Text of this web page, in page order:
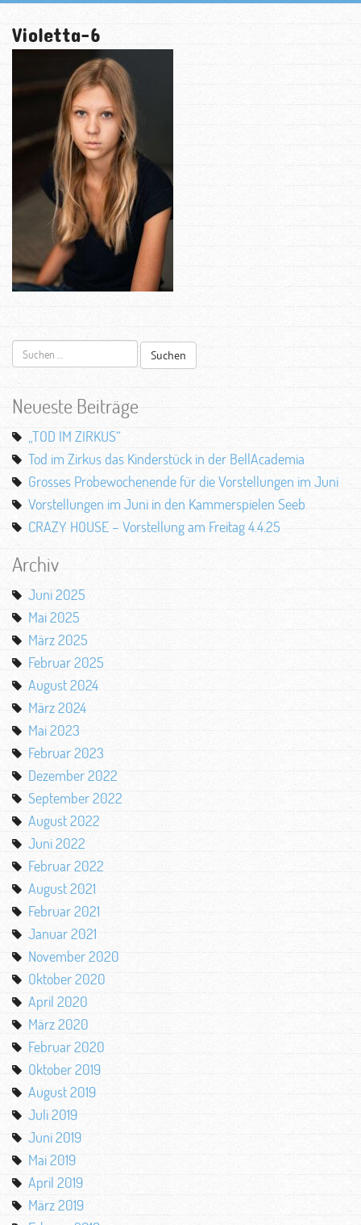
Violetta-6
Suchen
nach:
Neueste Beiträge
„TOD IM ZIRKUS“
Tod im Zirkus das Kinderstück in der BellAcademia
Grosses Probewochenende für die Vorstellungen im Juni
Vorstellungen im Juni in den Kammerspielen Seeb
CRAZY HOUSE – Vorstellung am Freitag 4.4.25
Archiv
Juni 2025
Mai 2025
März 2025
Februar 2025
August 2024
März 2024
Mai 2023
Februar 2023
Dezember 2022
September 2022
August 2022
Juni 2022
Februar 2022
August 2021
Februar 2021
Januar 2021
November 2020
Oktober 2020
April 2020
März 2020
Februar 2020
Oktober 2019
August 2019
Juli 2019
Juni 2019
Mai 2019
April 2019
März 2019